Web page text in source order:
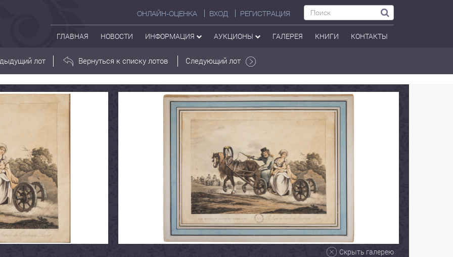
ОНЛАЙН-ОЦЕНКА ВХОД РЕГИСТРАЦИЯ
ГЛАВНАЯ НОВОСТИ ИНФОРМАЦИЯ АУКЦИОНЫ ГАЛЕРЕЯ КНИГИ КОНТАКТЫ
лот Вернуться к списку лотов Следующий лот
Скрыть галерею